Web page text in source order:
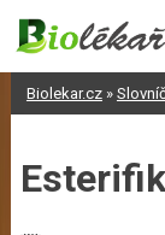
Skip
content
Biolekar.cz»